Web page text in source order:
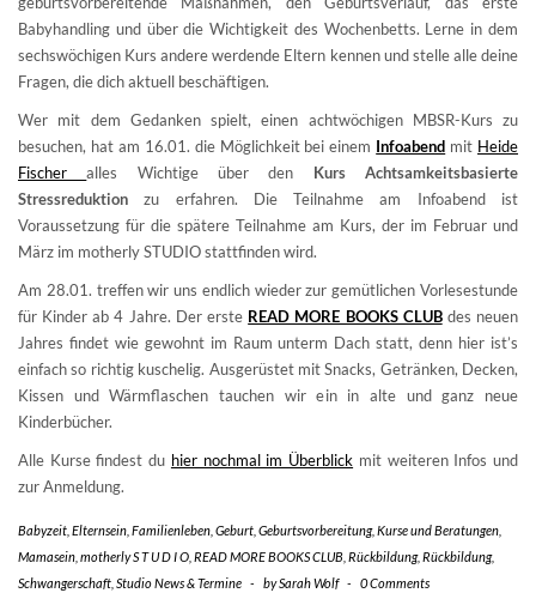
Babyhandling und über die Wichtigkeit des Wochenbetts. Lerne in dem
sechswöchigen Kurs andere werdende Eltern kennen und stelle alle deine
Fragen, die dich aktuell beschäftigen.
Wer mit dem Gedanken spielt, einen achtwöchigen MBSR-Kurs zu
besuchen, hat am 16.01. die Möglichkeit bei einem Infoabend mit Heide
Fischeralles Wichtige über den Kurs Achtsamkeitsbasierte
Stressreduktion zu erfahren. Die Teilnahme am Infoabend ist
Voraussetzung für die spätere Teilnahme am Kurs, der im Februar und
März im motherly STUDIO stattfinden wird.
Am 28.01. treffen wir uns endlich wieder zur gemütlichen Vorlesestunde
für Kinder ab 4 Jahre. Der erste READ MORE BOOKS CLUB des neuen
Jahres findet wie gewohnt im Raum unterm Dach statt, denn hier ist’s
einfach so richtig kuschelig. Ausgerüstet mit Snacks, Getränken, Decken,
Kissen und Wärmflaschen tauchen wir ein in alte und ganz neue
Kinderbücher.
Alle Kurse findest du hier nochmal im Überblick mit weiteren Infos und
zur Anmeldung.
Babyzeit Elternsein Familienleben Geburt Geburtsvorbereitung, Kurse und Beratungen
Mamasein motherly S T U D I O READ MORE BOOKS CLUB Rückbildung, Rückbildung,
Schwangerschaft Studio News & Termine - bySarah Wolf - 0 Comments